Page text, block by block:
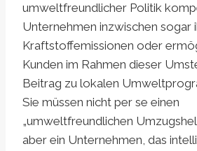
umweltfreundlicher Politik
Unternehmen inzwischen sogar
Kraftstoffemissionen oder
Kunden im Rahmen dieser
Beitrag zu lokalen
Sie müssen nicht per se einen
„umweltfreundlichen
aber ein Unternehmen, das